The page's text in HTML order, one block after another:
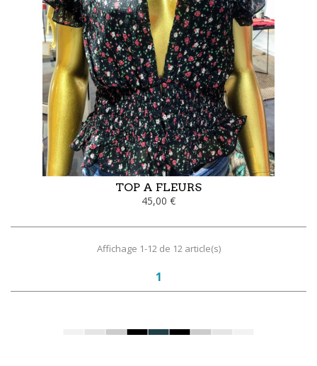
TOP A FLEURS
45,00 €
Affichage 1-12 de 12 article(s)
1